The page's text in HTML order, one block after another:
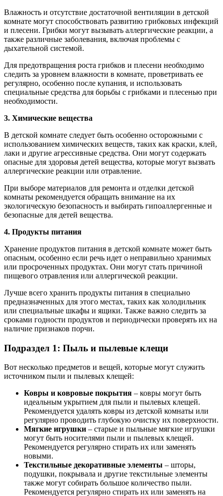
Влажность и отсутствие достаточной вентиляции в детской
комнате могут способствовать развитию грибковых инфекций
и плесени. Грибки могут вызывать аллергические реакции, а
также различные заболевания, включая проблемы с
дыхательной системой.
Для предотвращения роста грибков и плесени необходимо
следить за уровнем влажности в комнате, проветривать ее
регулярно, особенно после купания, и использовать
специальные средства для борьбы с грибками и плесенью при
необходимости.
3. Химические вещества
В детской комнате следует быть особенно осторожными с
использованием химических веществ, таких как краски, клей,
лаки и другие агрессивные средства. Они могут содержать
опасные для здоровья детей вещества, которые могут вызвать
аллергические реакции или отравление.
При выборе материалов для ремонта и отделки детской
комнаты рекомендуется обращать внимание на их
экологическую безопасность и выбирать гипоаллергенные и
безопасные для детей вещества.
4. Продукты питания
Хранение продуктов питания в детской комнате может быть
опасным, особенно если речь идет о неправильно хранимых
или просроченных продуктах. Они могут стать причиной
пищевого отравления или аллергической реакции.
Лучше всего хранить продукты питания в специально
предназначенных для этого местах, таких как холодильник
или специальные шкафы и ящики. Также важно следить за
сроками годности продуктов и периодически проверять их на
наличие признаков порчи.
Подраздел 1: Пыль и пылевые клещи
Вот несколько предметов и вещей, которые могут служить
источником пыли и пылевых клещей:
Ковры и ковровые покрытия – ковры могут быть
идеальным укрытием для пыли и пылевых клещей.
Рекомендуется удалять ковры из детской комнаты или
регулярно проводить глубокую очистку их поверхности.
Мягкие игрушки – старые и пыльные мягкие игрушки
могут быть носителями пыли и пылевых клещей.
Рекомендуется регулярно стирать их или заменять
новыми.
Текстильные декоративные элементы – шторы,
подушки, покрывала и другие текстильные элементы
также могут собирать большое количество пыли.
Рекомендуется регулярно стирать их или заменять на